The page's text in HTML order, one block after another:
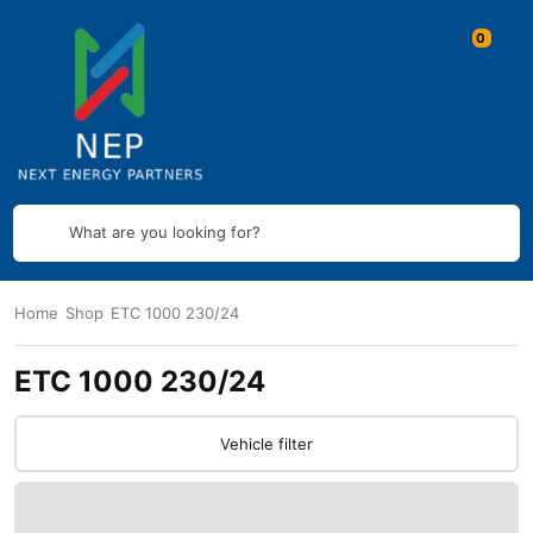
What are you looking for?
Home Shop ETC 1000 230/24
ETC 1000 230/24
Vehicle filter